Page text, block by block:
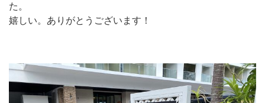
た。
嬉しい。ありがとうございます！